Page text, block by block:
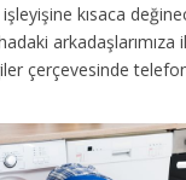
kısaca
çerçevesinde